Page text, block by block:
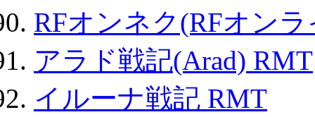
RFオンネク(RFオン
アラド戦記(Arad) RMT
イルーナ戦記 RMT